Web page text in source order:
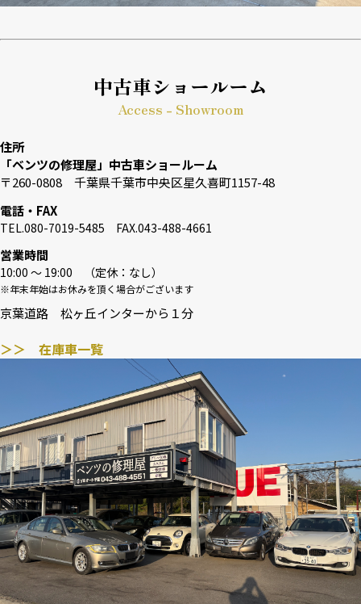
中古車ショールーム
Access - Showroom
住所
「ベンツの修理屋」中古車ショールーム
〒260-0808 千葉県千葉市中央区星久喜町1157-48
電話・FAX
TEL.080-7019-5485 FAX.043-488-4661
営業時間
10:00 〜 19:00 （定休：なし）
※年末年始はお休みを頂く場合がございます
京葉道路 松ヶ丘インターから１分
＞＞ 在庫車一覧